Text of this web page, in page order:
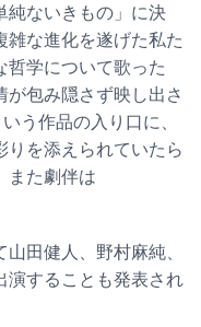
純ないきもの」に決
雑な進化を遂げた私た
哲学について歌った
包み隠さず映し出さ
う作品の入り口に、
りを添えられていたら
また劇伴は
田健人、野村麻純、
演することも発表され